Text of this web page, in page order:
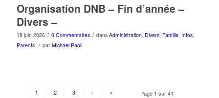
Organisation DNB – Fin d’année –
Divers –
18 juin 2026 / 0 Commentaires / dans Administration, Divers, Famille, Infos,
Parents / par Michael Paoli
Page 1 sur 41
1 2 3 › »